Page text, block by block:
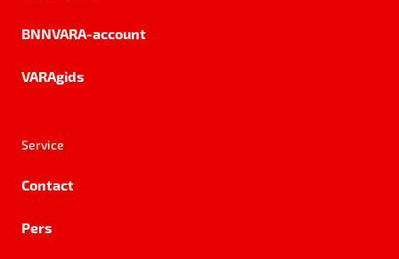
BNNVARA-account
VARAgids
Service
Contact
Pers